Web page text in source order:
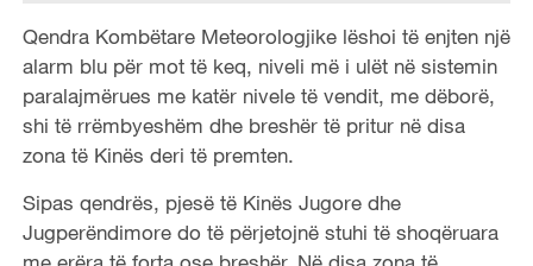
Qendra Kombëtare Meteorologjike lëshoi ​​të enjten një
alarm blu për mot të keq, niveli më i ulët në sistemin
paralajmërues me katër nivele të vendit, me dëborë,
shi të rrëmbyeshëm dhe breshër të pritur në disa
zona të Kinës deri të premten.
Sipas qendrës, pjesë të Kinës Jugore dhe
Jugperëndimore do të përjetojnë stuhi të shoqëruara